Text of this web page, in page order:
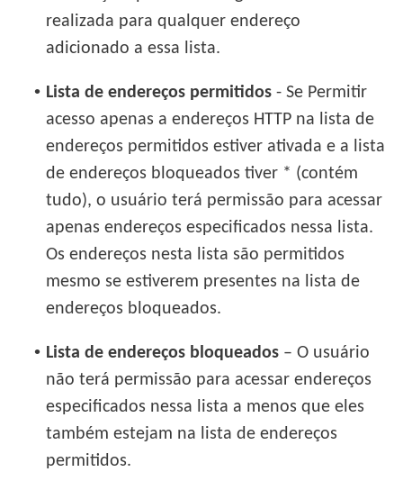
realizada para qualquer endereço
adicionado a essa lista.
• Lista de endereços permitidos - Se Permitir
acesso apenas a endereços HTTP na lista de
endereços permitidos estiver ativada e a lista
de endereços bloqueados tiver * (contém
tudo), o usuário terá permissão para acessar
apenas endereços especificados nessa lista.
Os endereços nesta lista são permitidos
mesmo se estiverem presentes na lista de
endereços bloqueados.
• Lista de endereços bloqueados – O usuário
não terá permissão para acessar endereços
especificados nessa lista a menos que eles
também estejam na lista de endereços
permitidos.